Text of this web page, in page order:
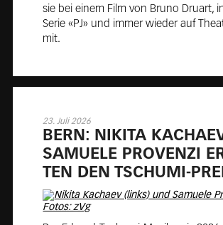
sie bei einem Film von Bruno Druart,
Serie «PJ» und immer wieder auf
mit.
23. Juli 2026
BERN: NI­KI­TA
SA­MUE­LE PRO­VEN­ZI
TEN DEN TSCHU­MI-